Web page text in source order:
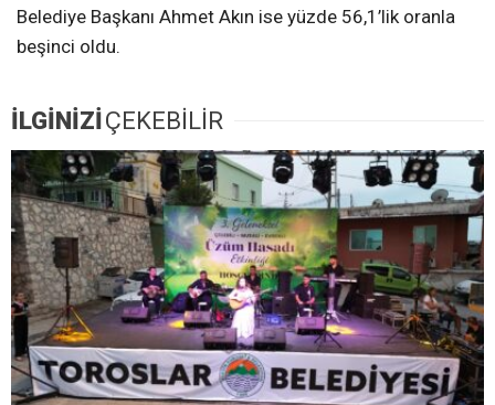
Belediye Başkanı Ahmet Akın ise yüzde 56,1’lik oranla
beşinci oldu.
İLGİNİZİÇEKEBİLİR